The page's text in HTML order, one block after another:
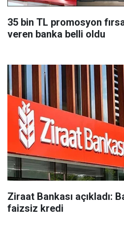
35 bin TL promosyon
veren banka belli oldu
Ziraat Bankası açıkladı:
faizsiz kredi